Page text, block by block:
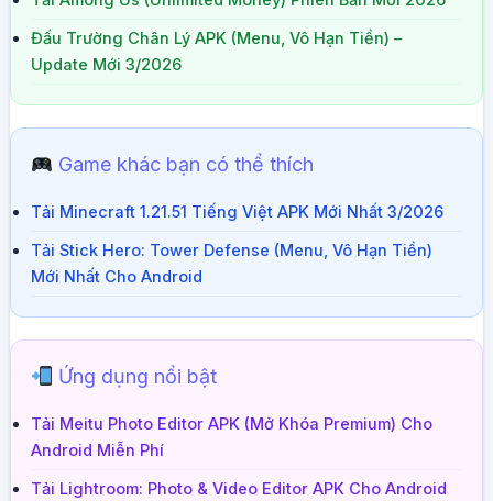
Đấu Trường Chân Lý APK (Menu, Vô Hạn Tiền) –
Update Mới 3/2026
Game khác bạn có thể thích
Tải Minecraft 1.21.51 Tiếng Việt APK Mới Nhất 3/2026
Tải Stick Hero: Tower Defense (Menu, Vô Hạn Tiền)
Mới Nhất Cho Android
Ứng dụng nổi bật
Tải Meitu Photo Editor APK (Mở Khóa Premium) Cho
Android Miễn Phí
Tải Lightroom: Photo & Video Editor APK Cho Android